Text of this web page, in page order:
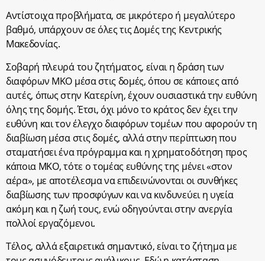
Αντίστοιχα προβλήματα, σε μικρότερο ή μεγαλύτερο
βαθμό, υπάρχουν σε όλες τις Δομές της Κεντρικής
Μακεδονίας.
Σοβαρή πλευρά του ζητήματος, είναι η δράση των
διαφόρων ΜΚΟ μέσα στις δομές, όπου σε κάποιες από
αυτές, όπως στην Κατερίνη, έχουν ουσιαστικά την ευθύνη
όλης της δομής. Έτσι, όχι μόνο το κράτος δεν έχει την
ευθύνη και τον έλεγχο διαφόρων τομέων που αφορούν τη
διαβίωση μέσα στις δομές, αλλά στην περίπτωση που
σταματήσει ένα πρόγραμμα και η χρηματοδότηση προς
κάποια ΜΚΟ, τότε ο τομέας ευθύνης της μένει «στον
αέρα», με αποτέλεσμα να επιδεινώνονται οι συνθήκες
διαβίωσης των προσφύγων και να κινδυνεύει η υγεία
ακόμη και η ζωή τους, ενώ οδηγούνται στην ανεργία
πολλοί εργαζόμενοι.
Τέλος, αλλά εξαιρετικά σημαντικό, είναι το ζήτημα με